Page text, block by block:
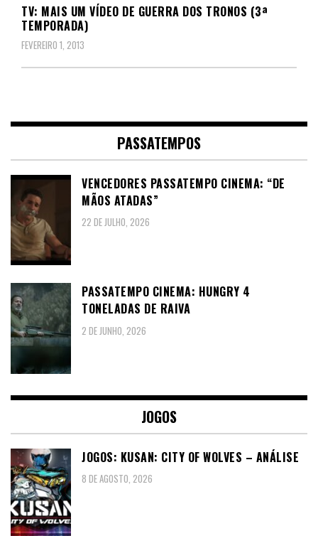
TV: MAIS UM VÍDEO DE GUERRA DOS TRONOS (3ª
TEMPORADA)
FEVEREIRO 1, 2013
PASSATEMPOS
VENCEDORES PASSATEMPO CINEMA: “DE
MÃOS ATADAS”
22 DE JULHO, 2026
PASSATEMPO CINEMA: HUNGRY 4
TONELADAS DE RAIVA
2 DE JUNHO, 2026
JOGOS
JOGOS: KUSAN: CITY OF WOLVES – ANÁLISE
8 DE AGOSTO, 2026